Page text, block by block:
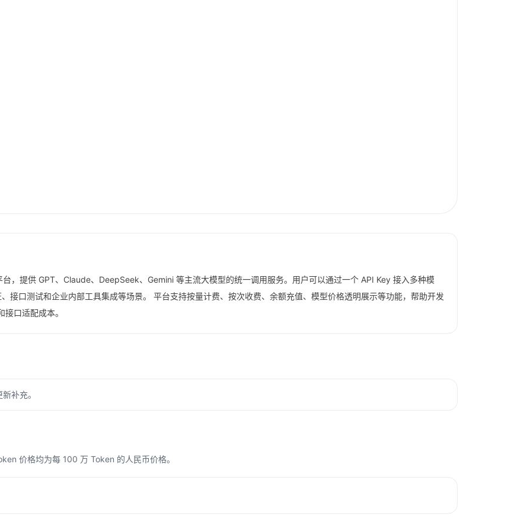
，提供 GPT、Claude、DeepSeek、Gemini 等主流大模型的统一调用服务。用户可以通过一个 API Key 接入多种模
接口测试和企业内部工具集成等场景。 平台支持按量计费、按次收费、余额充值、模型价格透明展示等功能，帮助开发
口适配成本。
补充。
价格均为每 100 万 Token 的人民币价格。